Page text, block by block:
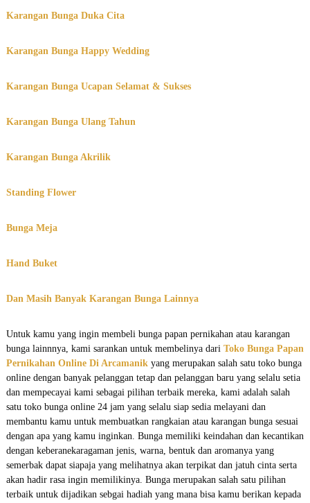
Karangan Bunga Duka Cita
Karangan Bunga Happy Wedding
Karangan Bunga Ucapan Selamat & Sukses
Karangan Bunga Ulang Tahun
Karangan Bunga Akrilik
Standing Flower
Bunga Meja
Hand Buket
Dan Masih Banyak Karangan Bunga Lainnya
Untuk kamu yang ingin membeli bunga papan pernikahan atau karangan
bunga lainnnya, kami sarankan untuk membelinya dari Toko Bunga Papan
Pernikahan Online Di Arcamanikyang merupakan salah satu toko bunga
online dengan banyak pelanggan tetap dan pelanggan baru yang selalu setia
dan mempecayai kami sebagai pilihan terbaik mereka, kami adalah salah
satu toko bunga online 24 jam yang selalu siap sedia melayani dan
membantu kamu untuk membuatkan rangkaian atau karangan bunga sesuai
dengan apa yang kamu inginkan. Bunga memiliki keindahan dan kecantikan
dengan keberanekaragaman jenis, warna, bentuk dan aromanya yang
semerbak dapat siapaja yang melihatnya akan terpikat dan jatuh cinta serta
akan hadir rasa ingin memilikinya. Bunga merupakan salah satu pilihan
terbaik untuk dijadikan sebgai hadiah yang mana bisa kamu berikan kepada